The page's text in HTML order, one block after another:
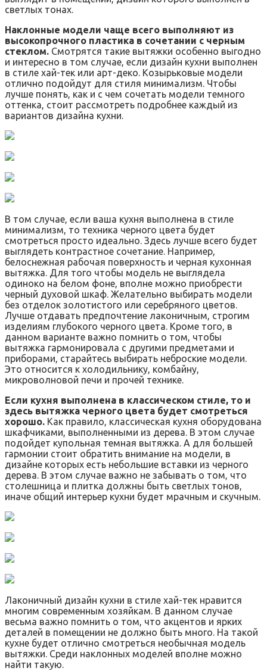
светлых тонах.
Наклонные модели чаще всего выполняют из
высокопрочного пластика в сочетании с черным
стеклом. Смотрятся такие вытяжки особенно выгодно
и интересно в том случае, если дизайн кухни выполнен
в стиле хай-тек или арт-деко. Козырьковые модели
отлично подойдут для стиля минимализм. Чтобы
лучше понять, как и с чем сочетать модели темного
оттенка, стоит рассмотреть подробнее каждый из
вариантов дизайна кухни.
В том случае, если ваша кухня выполнена в стиле
минимализм, то техника черного цвета будет
смотреться просто идеально. Здесь лучше всего будет
выглядеть контрастное сочетание. Например,
белоснежная рабочая поверхность и черная кухонная
вытяжка. Для того чтобы модель не выглядела
одиноко на белом фоне, вполне можно приобрести
черный духовой шкаф. Желательно выбирать модели
без отделок золотистого или серебряного цветов.
Лучше отдавать предпочтение лаконичным, строгим
изделиям глубокого черного цвета. Кроме того, в
данном варианте важно помнить о том, чтобы
вытяжка гармонировала с другими предметами и
приборами, старайтесь выбирать неброские модели.
Это относится к холодильнику, комбайну,
микроволновой печи и прочей технике.
Если кухня выполнена в классическом стиле, то и
здесь вытяжка черного цвета будет смотреться
хорошо. Как правило, классическая кухня оборудована
шкафчиками, выполненными из дерева. В этом случае
подойдет купольная темная вытяжка. А для большей
гармонии стоит обратить внимание на модели, в
дизайне которых есть небольшие вставки из черного
дерева. В этом случае важно не забывать о том, что
столешница и плитка должны быть светлых тонов,
иначе общий интерьер кухни будет мрачным и скучным.
Лаконичный дизайн кухни в стиле хай-тек нравится
многим современным хозяйкам. В данном случае
весьма важно помнить о том, что акцентов и ярких
деталей в помещении не должно быть много. На такой
кухне будет отлично смотреться необычная модель
вытяжки. Среди наклонных моделей вполне можно
найти такую.